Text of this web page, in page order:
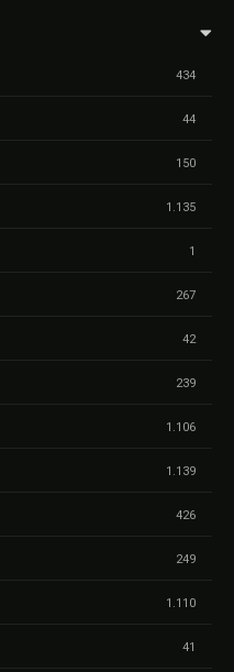
434
44
150
1.135
1
267
42
239
1.106
1.139
426
249
1.110
41